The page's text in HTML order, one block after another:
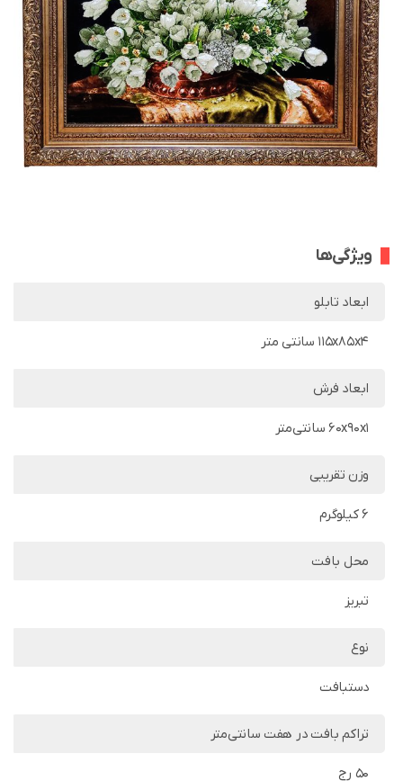
ویژگی‌ها
ابعاد تابلو
115x85x4 سانتی متر
ابعاد فرش
60x90x1 سانتی‌متر
وزن تقریبی
6 کیلوگرم
محل بافت
تبریز
نوع
دستبافت
تراکم بافت در هفت سانتی‌متر
50 رج